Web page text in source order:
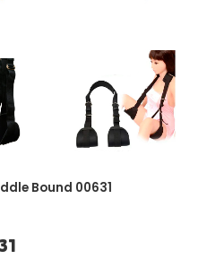
Bound 00631